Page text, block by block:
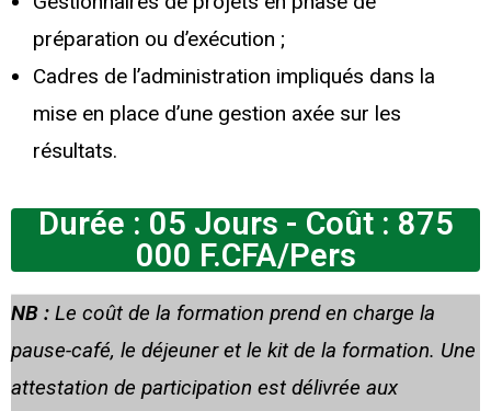
préparation ou d’exécution ;
Cadres de l’administration impliqués dans la
mise en place d’une gestion axée sur les
résultats.
Durée : 05 Jours - Coût : 875
000 F.CFA/Pers
NB : Le coût de la formation prend en charge la
pause-café, le déjeuner et le kit de la formation. Une
attestation de participation est délivrée aux